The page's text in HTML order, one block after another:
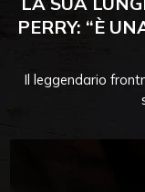
PERRY: “È
Il leggendario